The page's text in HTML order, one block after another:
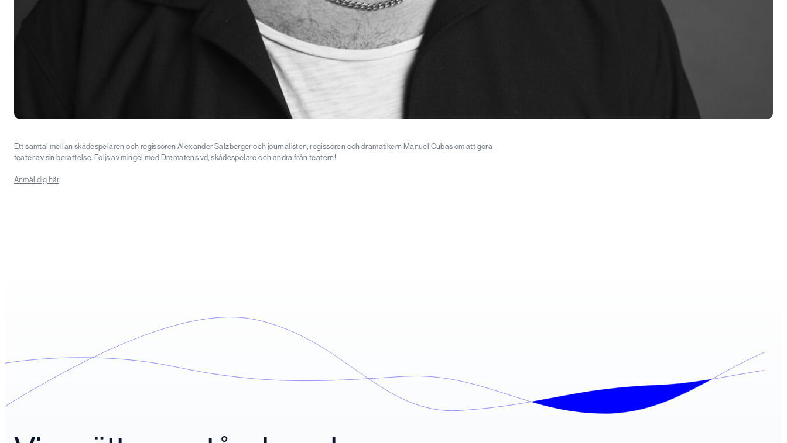
Ett samtal mellan skådespelaren och regissören Alexander Salzberger och journalisten, regissören och dramatikern Manuel Cubas om att göra
teater av sin berättelse. Följs av mingel med Dramatens vd, skådespelare och andra från teatern!
Anmäl dig här.